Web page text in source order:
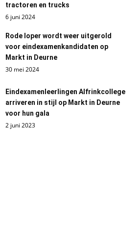
tractoren en trucks
6 juni 2024
Rode loper wordt weer uitgerold
voor eindexamenkandidaten op
Markt in Deurne
30 mei 2024
Eindexamenleerlingen Alfrinkcollege
arriveren in stijl op Markt in Deurne
voor hun gala
2 juni 2023